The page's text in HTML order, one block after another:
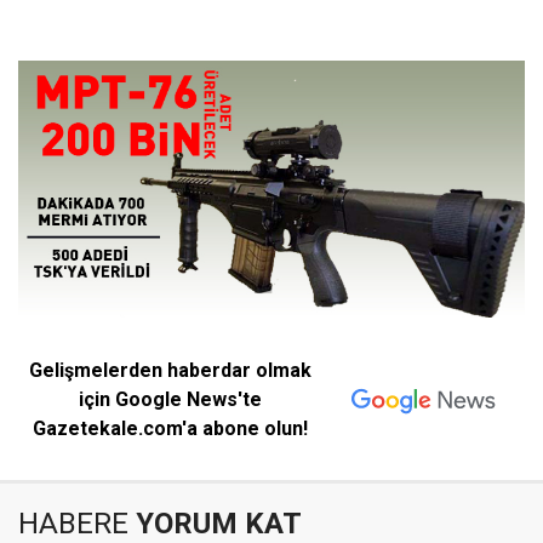
Gelişmelerden haberdar olmak
için Google News'te
Gazetekale.com'a abone olun!
HABERE YORUM KAT